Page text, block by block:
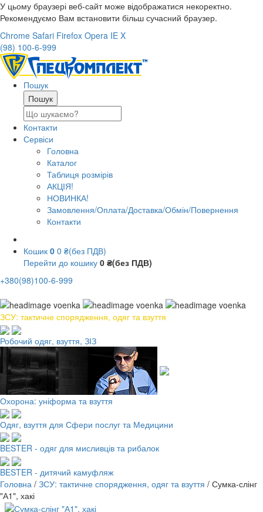
У цьому браузері веб-сайт може відображатися некоректно.
Рекомендуємо Вам встановити більш сучасний браузер.
Chrome Safari Firefox Opera IE X
(98) 100-6-999
Пошук
Контакти
Сервіси
Головна
Каталог
Таблиця розмірів
АКЦІЯ!
НОВИНКА!
Замовлення/Оплата/Доставка/Обмін/Повернення
Контакти
Кошик 0 0 ₴(без ПДВ)
Перейти до кошику 0 ₴(без ПДВ)
+380(98)100-6-999
ЗСУ: тактичне спорядження, одяг та взуття
Робочий одяг, взуття, ЗІЗ
Охорона: уніформа та взуття
Одяг, взуття для Сфери послуг та Медицини
BESTER - одяг для мисливців та рибалок
BESTER - дитячий камуфляж
Головна / ЗСУ: тактичне спорядження, одяг та взуття / Сумка-слінг
"А1", хакі